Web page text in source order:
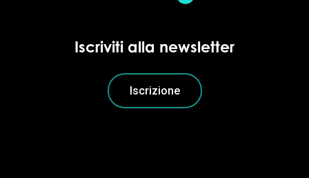
Iscriviti alla newsletter
Iscrizione